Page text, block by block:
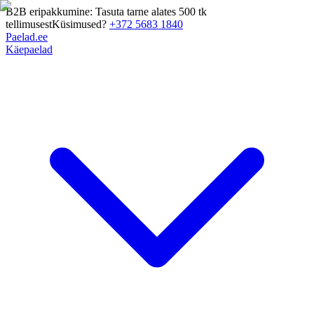
B2B eripakkumine: Tasuta tarne alates 500 tk
tellimusestKüsimused? +372 5683 1840
Paelad.ee
Käepaelad